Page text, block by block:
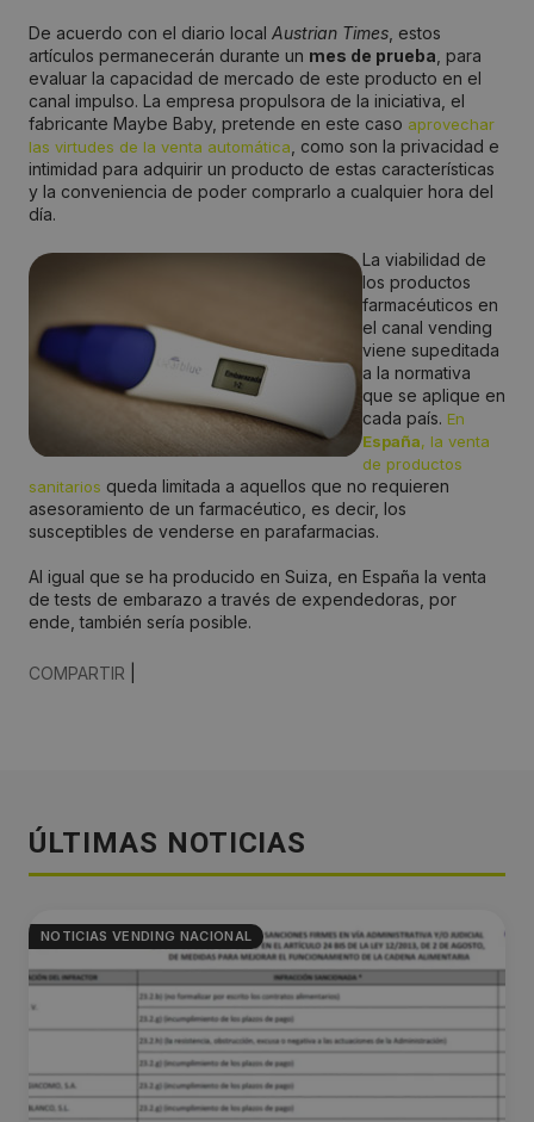
De acuerdo con el diario local Austrian Times , estos
artículos permanecerán durante un mes de prueba , para
evaluar la capacidad de mercado de este producto en el
canal impulso. La empresa propulsora de la iniciativa, el
fabricante Maybe Baby, pretende en este caso aprovechar
las virtudes de la venta automática , como son la privacidad e
intimidad para adquirir un producto de estas características
y la conveniencia de poder comprarlo a cualquier hora del
día.
La viabilidad de
los productos
farmacéuticos en
el canal vending
viene supeditada
a la normativa
que se aplique en
cada país. En
España, la venta
de productos
sanitarios queda limitada a aquellos que no requieren
asesoramiento de un farmacéutico, es decir, los
susceptibles de venderse en parafarmacias.
Al igual que se ha producido en Suiza, en España la venta
de tests de embarazo a través de expendedoras, por
ende, también sería posible.
COMPARTIR
ÚLTIMAS NOTICIAS
NOTICIAS VENDING NACIONAL